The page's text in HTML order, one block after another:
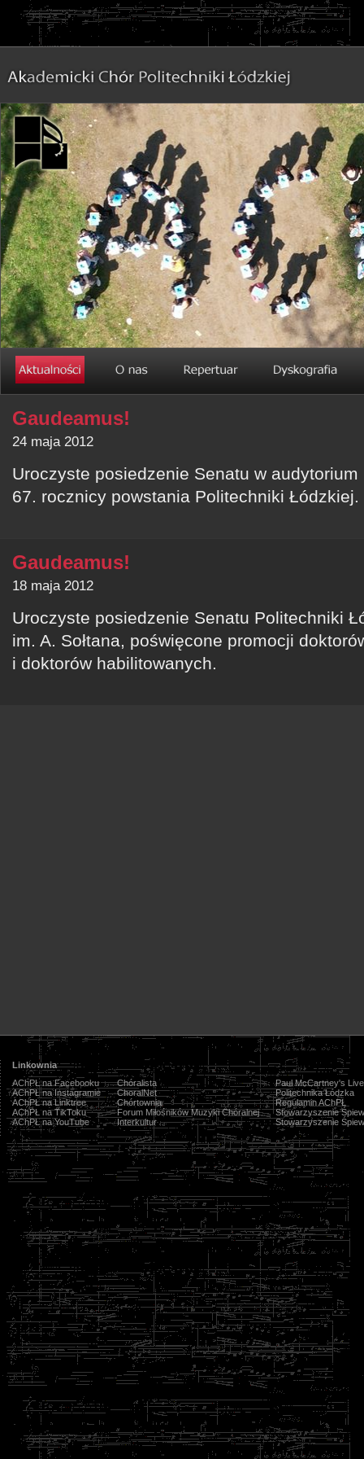
Gaudeamus!
24 maja 2012
Uroczyste posiedzenie Senatu w audytorium
67. rocznicy powstania Politechniki Łódzkiej.
Gaudeamus!
18 maja 2012
Uroczyste posiedzenie Senatu Politechniki
im. A. Sołtana, poświęcone promocji
i doktorów habilitowanych.
Linkownia
AChPŁ na Facebooku
AChPŁ na Instagramie
AChPŁ na Linktree
AChPŁ na TikToku
AChPŁ na YouTube
Chóralista
ChoralNet
Chórtownia
Forum Miłośników Muzyki Chóralnej
Interkultur
Paul McCartney's
Politechnika Łódzka
Regulamin AChPŁ
Stowarzyszenie
Stowarzyszenie